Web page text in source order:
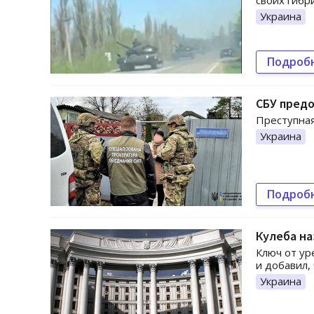
Украина
СБУ
Украина
Кулеба
Ключ от
и добавил,
Украина